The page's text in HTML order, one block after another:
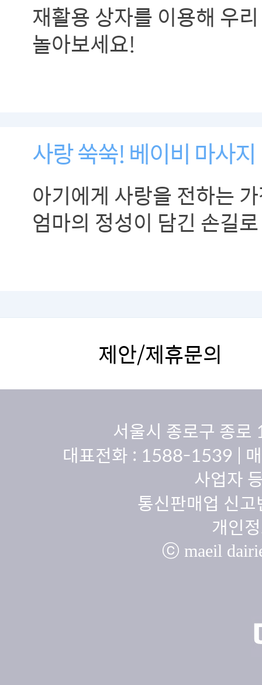
재활용 상자를 이용해 우
놀아보세요!
사랑 쑥쑥! 베이비 마사지
아기에게 사랑을 전하는
엄마의 정성이 담긴 손길
제안/제휴문의
서울시 종로구 종
대표전화 : 1588-1539 |
사업자
통신판매업 신
개인
ⓒ maeil